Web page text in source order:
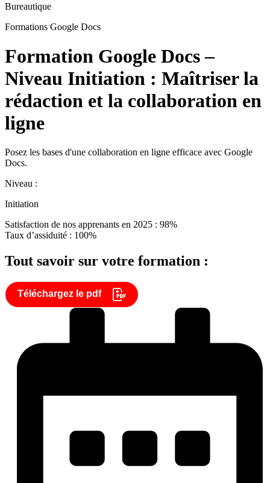
Bureautique
Formations Google Docs
Formation Google Docs –
Niveau Initiation : Maîtriser la
rédaction et la collaboration en
ligne
Posez les bases d'une collaboration en ligne efficace avec Google
Docs.
Niveau :
Initiation
Satisfaction de nos apprenants en 2025 : 98%
Taux d’assiduité : 100%
Tout savoir sur votre formation :
Téléchargez le pdf